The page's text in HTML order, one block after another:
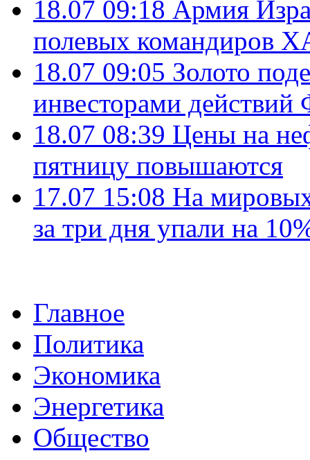
18.07 09:18 Армия
полевых командиров
18.07 09:05 Золото
инвесторами
18.07 08:39 Цены на
пятницу повышаются
17.07 15:08 На
за три дня упали на
Главное
Политика
Экономика
Энергетика
Общество